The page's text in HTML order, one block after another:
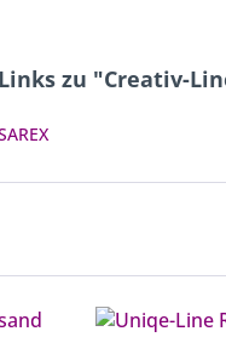
zu "Creativ-